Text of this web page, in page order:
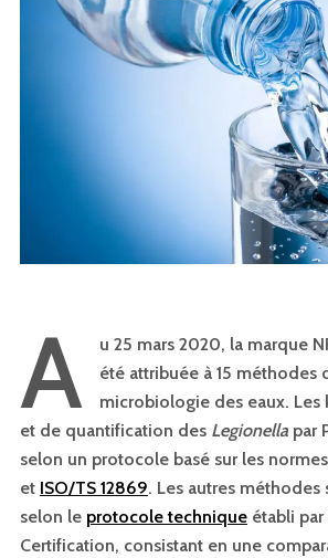
A
u 25 mars 2020, la marque
été attribuée à 15 méthodes
microbiologie des eaux. Les
et de quantification des Legionellapar
selon un protocole basé sur les normes
et ISO/TS 12869. Les autres méthodes
selon le protocole techniqueétabli par
Certification, consistant en une